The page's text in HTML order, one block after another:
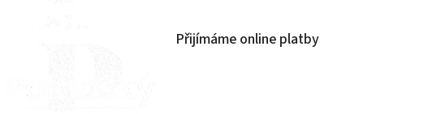
Přijímáme online platby